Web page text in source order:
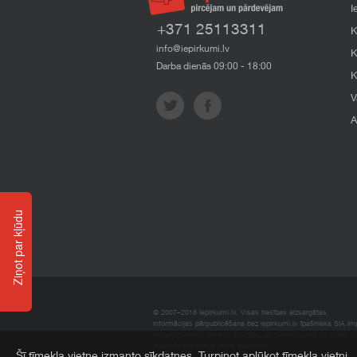
+371 25113311
info@iepirkumi.lv
Darba dienās 09:00 - 18:00
© 2007–2018 Iepirkumi.lv. Visas tiesības aizsargātas.
Informācijas pārpublicēšana bez iepirkumi.lv īpašnieka SIA
Ziņot par kļūdu